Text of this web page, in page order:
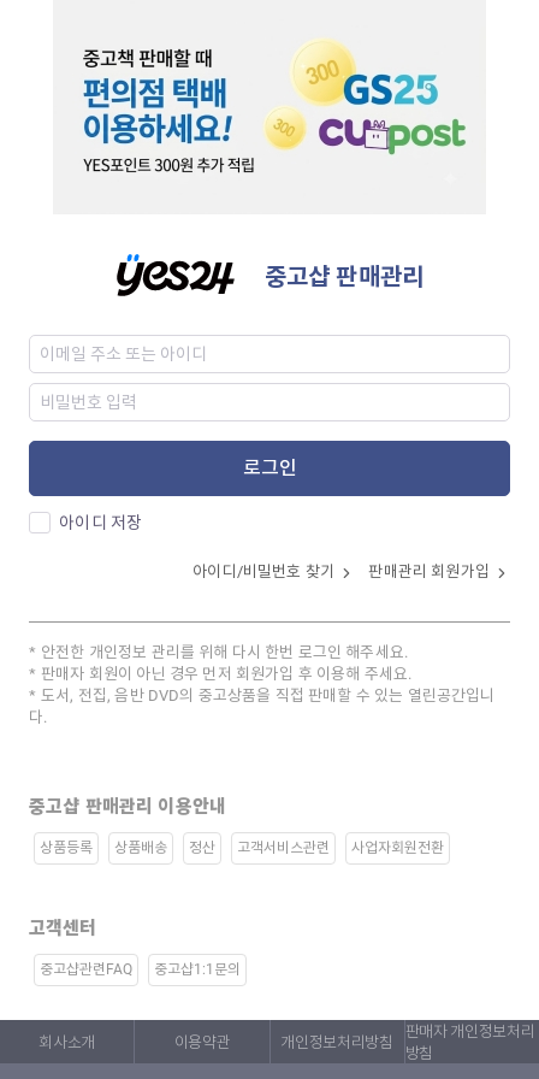
중고샵 판매관리
로그인
아이디 저장
아이디/비밀번호 찾기 판매관리 회원가입
안전한 개인정보 관리를 위해 다시 한번 로그인 해주세요.
판매자 회원이 아닌 경우 먼저 회원가입 후 이용해 주세요.
도서, 전집, 음반 DVD의 중고상품을 직접 판매할 수 있는 열린공간입니
다.
중고샵 판매관리 이용안내
상품등록 상품배송 정산 고객서비스관련 사업자회원전환
고객센터
중고샵관련FAQ 중고샵1:1문의
회사소개 이용약관 개인정보처리방침
판매자 개인정보처리
방침